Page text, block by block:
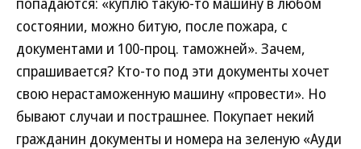
состоянии, можно битую, после пожара, с
документами и 100-проц. таможней». Зачем,
спрашивается? Кто-то под эти документы хочет
свою нерастаможенную машину «провести». Но
бывают случаи и пострашнее. Покупает некий
гражданин документы и номера на зеленую «Ауди